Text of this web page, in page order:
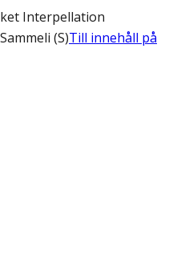
Interpellation
(S)Till innehåll på